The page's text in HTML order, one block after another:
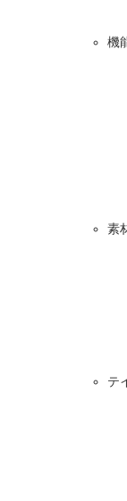
機
素
テ